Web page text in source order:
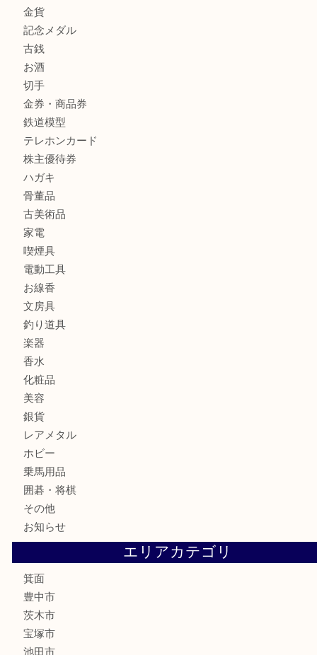
レターパック
全て
貴金属
宝石
金製品
銀製品
財布
バッグ
ブランド
時計
カメラ
食器
金貨
記念メダル
古銭
お酒
切手
金券・商品券
鉄道模型
テレホンカード
株主優待券
ハガキ